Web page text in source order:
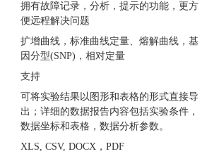
拥有故障记录，分析，提示的功能，更方
便远程解决问题
扩增曲线，标准曲线定量、熔解曲线，基
因分型(SNP)，相对定量
支持
可将实验结果以图形和表格的形式直接导
出；详细的数据报告内容包括实验条件，
数据坐标和表格，数据分析参数。
XLS, CSV, DOCX，PDF